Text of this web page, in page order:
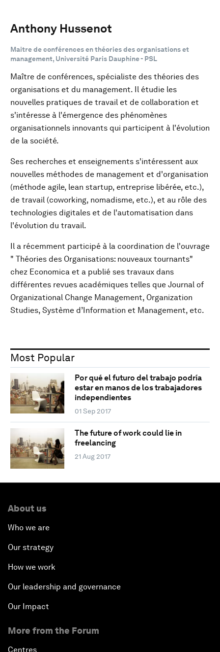
Anthony Hussenot
Maitre de conférences en théories des organisations et
management, Université Paris Dauphine - PSL
Maître de conférences, spécialiste des théories des
organisations et du management. Il étudie les
nouvelles pratiques de travail et de collaboration et
s'intéresse à l'émergence des phénomènes
organisationnels innovants qui participent à l'évolution
de la société.
Ses recherches et enseignements s'intéressent aux
nouvelles méthodes de management et d'organisation
(méthode agile, lean startup, entreprise libérée, etc.),
de travail (coworking, nomadisme, etc.), et au rôle des
technologies digitales et de l'automatisation dans
l'évolution du travail.
Il a récemment participé à la coordination de l'ouvrage
" Théories des Organisations: nouveaux tournants"
chez Economica et a publié ses travaux dans
différentes revues académiques telles que Journal of
Organizational Change Management, Organization
Studies, Système d’Information et Management, etc.
Most Popular
Por qué el futuro del trabajo podría
estar en manos de los trabajadores
independientes
01 Sep 2017
The future of work could lie in
freelancing
21 Aug 2017
About us
Who we are
Our strategy
How we work
Our leadership and governance
Our Impact
More from the Forum
Centres